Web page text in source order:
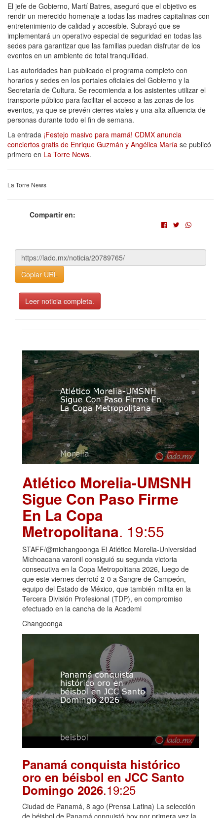
El jefe de Gobierno, Martí Batres, aseguró que el objetivo es
rendir un merecido homenaje a todas las madres capitalinas con
entretenimiento de calidad y accesible. Subrayó que se
implementará un operativo especial de seguridad en todas las
sedes para garantizar que las familias puedan disfrutar de los
eventos en un ambiente de total tranquilidad.
Las autoridades han publicado el programa completo con
horarios y sedes en los portales oficiales del Gobierno y la
Secretaría de Cultura. Se recomienda a los asistentes utilizar el
transporte público para facilitar el acceso a las zonas de los
eventos, ya que se prevén cierres viales y una alta afluencia de
personas durante todo el fin de semana.
La entrada ¡Festejo masivo para mamá! CDMX anuncia
conciertos gratis de Enrique Guzmán y Angélica María se publicó
primero en La Torre News.
La Torre News
Compartir en:
Copiar URL
Leer noticia completa.
Atlético Morelia-UMSNH
Sigue Con Paso Firme
En La Copa
Metropolitana. 19:55
STAFF/@michangoonga El Atlético Morelia-Universidad
Michoacana varonil consiguió su segunda victoria
consecutiva en la Copa Metropolitana 2026, luego de
que este viernes derrotó 2-0 a Sangre de Campeón,
equipo del Estado de México, que también milita en la
Tercera División Profesional (TDP), en compromiso
efectuado en la cancha de la Academi
Changoonga
Panamá conquista histórico
oro en béisbol en JCC Santo
Domingo 2026.19:25
Ciudad de Panamá, 8 ago (Prensa Latina) La selección
de béisbol de Panamá conquistó hoy por primera vez la